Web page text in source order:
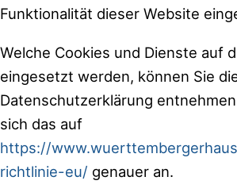
Funktionalität dieser Website
Welche Cookies und Dienste auf
eingesetzt werden, können Sie
Datenschutzerklärung
sich das auf
https://
richtlinie-eu/ genauer an.